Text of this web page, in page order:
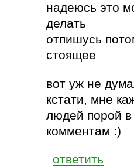
надеюсь это
делать
отпишусь
стоящее
вот уж не
кстати, мне
людей порой в
комментам :)
ответить